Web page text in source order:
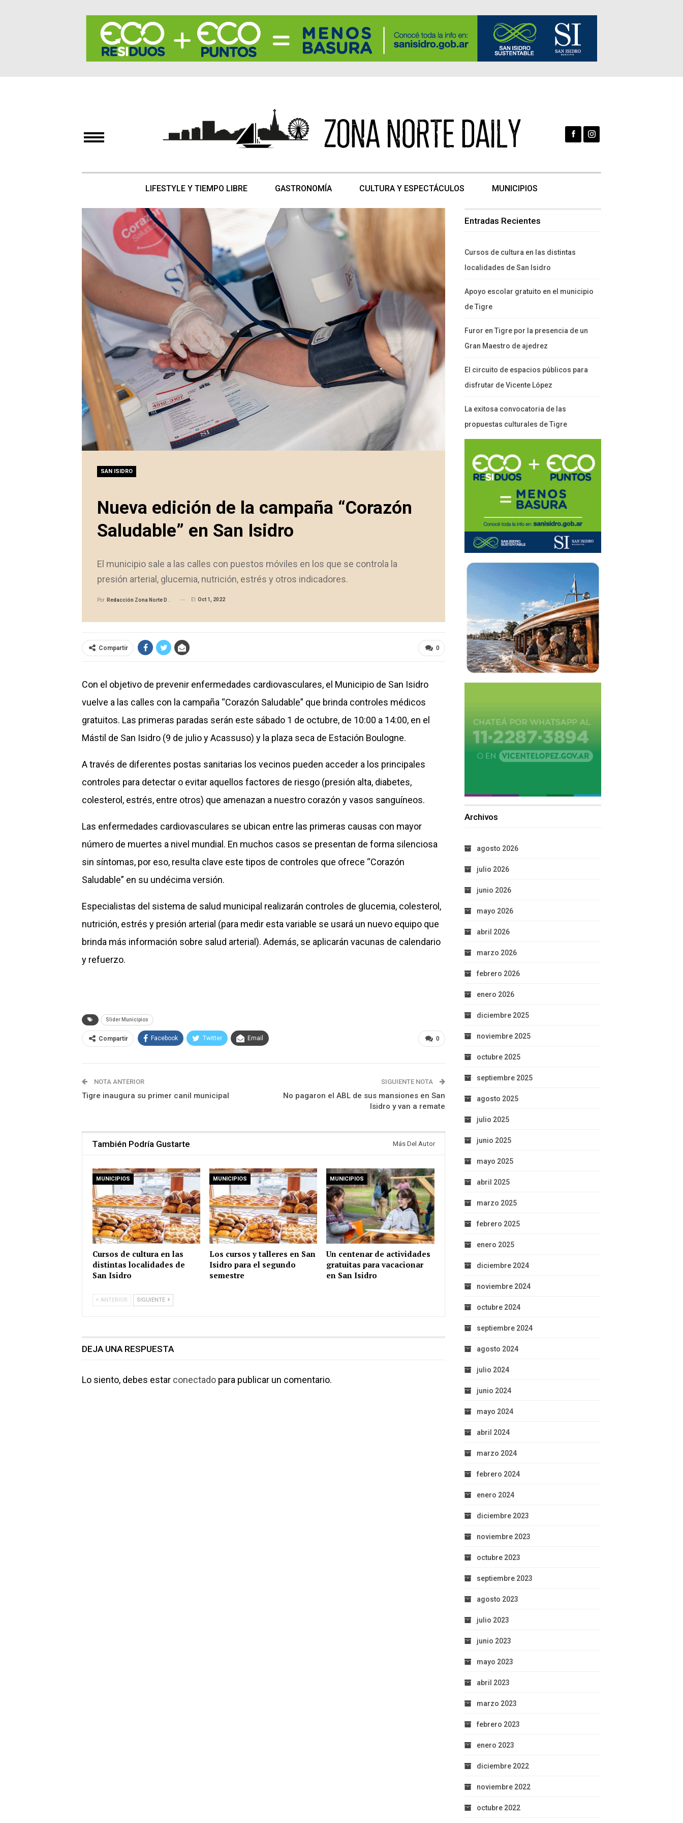
LIFESTYLE Y TIEMPO LIBRE GASTRONOMÍA CULTURA Y ESPECTÁCULOS MUNICIPIOS
SAN ISIDRO
Nueva edición de la campaña “Corazón
Saludable” en San Isidro
El municipio sale a las calles con puestos móviles en los que se controla la
presión arterial, glucemia, nutrición, estrés y otros indicadores.
Por Redacción Zona Norte Daily El Oct 1, 2022
0
Compartir
Con el objetivo de prevenir enfermedades cardiovasculares, el Municipio de San Isidro
vuelve a las calles con la campaña “Corazón Saludable” que brinda controles médicos
gratuitos. Las primeras paradas serán este sábado 1 de octubre, de 10:00 a 14:00, en el
Mástil de San Isidro (9 de julio y Acassuso) y la plaza seca de Estación Boulogne.
A través de diferentes postas sanitarias los vecinos pueden acceder a los principales
controles para detectar o evitar aquellos factores de riesgo (presión alta, diabetes,
colesterol, estrés, entre otros) que amenazan a nuestro corazón y vasos sanguíneos.
Las enfermedades cardiovasculares se ubican entre las primeras causas con mayor
número de muertes a nivel mundial. En muchos casos se presentan de forma silenciosa
sin síntomas, por eso, resulta clave este tipos de controles que ofrece “Corazón
Saludable” en su undécima versión.
Especialistas del sistema de salud municipal realizarán controles de glucemia, colesterol,
nutrición, estrés y presión arterial (para medir esta variable se usará un nuevo equipo que
brinda más información sobre salud arterial). Además, se aplicarán vacunas de calendario
y refuerzo.
Slider Municipios
0
Compartir Facebook Twitter Email
NOTA ANTERIOR
Tigre inaugura su primer canil municipal
SIGUIENTE NOTA
No pagaron el ABL de sus mansiones en San
Isidro y van a remate
También Podría Gustarte Más Del Autor
MUNICIPIOS
Cursos de cultura en las
distintas localidades de
San Isidro
MUNICIPIOS
Los cursos y talleres en San
Isidro para el segundo
semestre
MUNICIPIOS
Un centenar de actividades
gratuitas para vacacionar
en San Isidro
ANTERIOR SIGUIENTE
DEJA UNA RESPUESTA
Lo siento, debes estar conectado para publicar un comentario.
Entradas Recientes
Cursos de cultura en las distintas
localidades de San Isidro
Apoyo escolar gratuito en el municipio
de Tigre
Furor en Tigre por la presencia de un
Gran Maestro de ajedrez
El circuito de espacios públicos para
disfrutar de Vicente López
La exitosa convocatoria de las
propuestas culturales de Tigre
Archivos
agosto 2026
julio 2026
junio 2026
mayo 2026
abril 2026
marzo 2026
febrero 2026
enero 2026
diciembre 2025
noviembre 2025
octubre 2025
septiembre 2025
agosto 2025
julio 2025
junio 2025
mayo 2025
abril 2025
marzo 2025
febrero 2025
enero 2025
diciembre 2024
noviembre 2024
octubre 2024
septiembre 2024
agosto 2024
julio 2024
junio 2024
mayo 2024
abril 2024
marzo 2024
febrero 2024
enero 2024
diciembre 2023
noviembre 2023
octubre 2023
septiembre 2023
agosto 2023
julio 2023
junio 2023
mayo 2023
abril 2023
marzo 2023
febrero 2023
enero 2023
diciembre 2022
noviembre 2022
octubre 2022